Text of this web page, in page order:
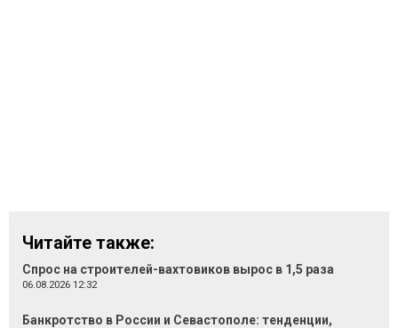
Читайте также:
Спрос на строителей-вахтовиков вырос в 1,5 раза
06.08.2026 12:32
Банкротство в России и Севастополе: тенденции,